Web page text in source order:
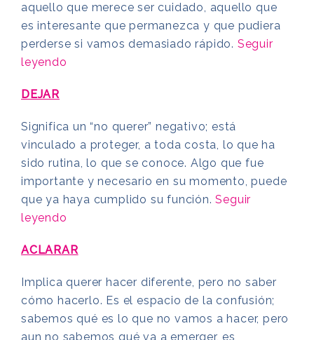
aquello que merece ser cuidado, aquello que
es interesante que permanezca y que pudiera
perderse si vamos demasiado rápido. Seguir
leyendo
DEJAR
Significa un “no querer” negativo; está
vinculado a proteger, a toda costa, lo que ha
sido rutina, lo que se conoce. Algo que fue
importante y necesario en su momento, puede
que ya haya cumplido su función.Seguir
leyendo
ACLARAR
Implica querer hacer diferente, pero no saber
cómo hacerlo. Es el espacio de la confusión;
sabemos qué es lo que no vamos a hacer, pero
aun no sabemos qué va a emerger, es